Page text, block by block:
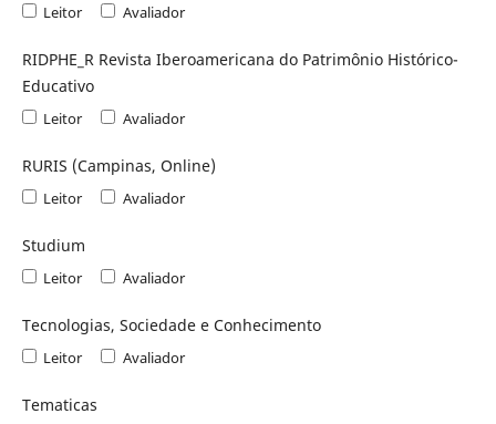
Leitor Avaliador
RIDPHE_R Revista Iberoamericana do Patrimônio Histórico-
Educativo
Leitor Avaliador
RURIS (Campinas, Online)
Leitor Avaliador
Studium
Leitor Avaliador
Tecnologias, Sociedade e Conhecimento
Leitor Avaliador
Tematicas